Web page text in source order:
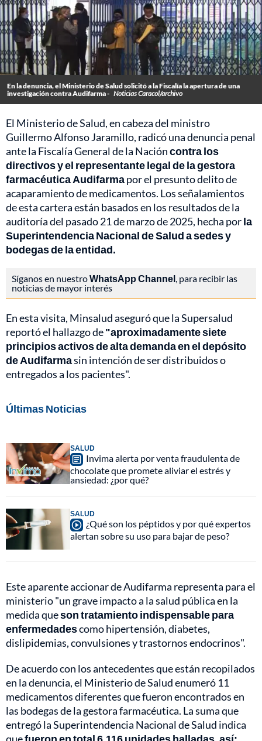
En la denuncia, el Ministerio de Salud solicitó a la Fiscalía la apertura de una
investigación contra Audifarma - Noticias Caracol/archivo
El Ministerio de Salud, en cabeza del ministro
Guillermo Alfonso Jaramillo, radicó una denuncia penal
ante la Fiscalía General de la Nacióncontra los
directivos y el representante legal de la gestora
farmacéutica Audifarmapor el presunto delito de
acaparamiento de medicamentos. Los señalamientos
de esta cartera están basados en los resultados de la
auditoría del pasado 21 de marzo de 2025, hecha porla
Superintendencia Nacional de Salud a sedes y
bodegas de la entidad.
Síganos en nuestroWhatsApp Channel, para recibir las
noticias de mayor interés
En esta visita, Minsalud aseguró que la Supersalud
reportó el hallazgo de"aproximadamente siete
principios activos de alta demanda en el depósito
de Audifarmasin intención de ser distribuidos o
entregados a los pacientes".
Últimas Noticias
SALUD
Invima alerta por venta fraudulenta de
chocolate que promete aliviar el estrés y
ansiedad: ¿por qué?
SALUD
¿Qué son los péptidos y por qué expertos
alertan sobre su uso para bajar de peso?
Este aparente accionar de Audifarma representa para el
ministerio "un grave impacto a la salud pública en la
medida queson tratamiento indispensable para
enfermedadescomo hipertensión, diabetes,
dislipidemias, convulsiones y trastornos endocrinos".
De acuerdo con los antecedentes que están recopilados
en la denuncia, el Ministerio de Salud enumeró 11
medicamentos diferentes que fueron encontrados en
las bodegas de la gestora farmacéutica. La suma que
entregó la Superintendencia Nacional de Salud indica